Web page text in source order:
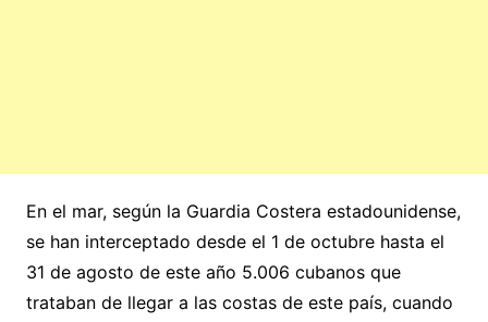
En el mar, según la Guardia Costera estadounidense,
se han interceptado desde el 1 de octubre hasta el
31 de agosto de este año 5.006 cubanos que
trataban de llegar a las costas de este país, cuando